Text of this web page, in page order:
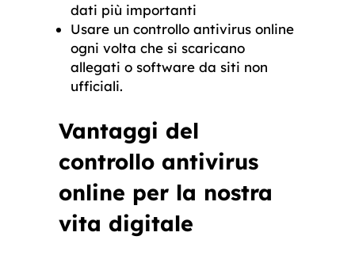
dati più importanti
Usare un controllo antivirus online
ogni volta che si scaricano
allegati o software da siti non
ufficiali.
Vantaggi del
controllo antivirus
online per la nostra
vita digitale